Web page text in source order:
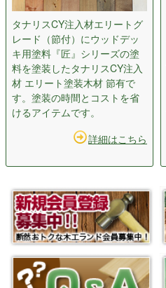
タナリスCY注入材エリートグ
レード（節付）にウッドデッ
キ用塗料『匠』シリーズの塗
料を塗装したタナリスCY注入
材 エリート塗装木材 節有で
す。塗装の時間とコストを省
けるアイテムです。
詳細はこちら